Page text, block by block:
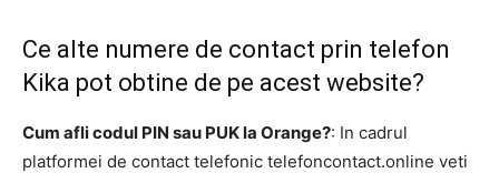
Ce alte numere de contact prin telefon
Kika pot obtine de pe acest website?
Cum afli codul PIN sau PUK la Orange?: In cadrul
platformei de contact telefonic telefoncontact.online veti